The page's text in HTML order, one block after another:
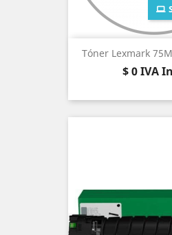
Tóner Lexmark
Precio
$ 0IVA